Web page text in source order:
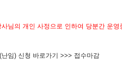
님의 개인 사정으로 인하여 당분간 운
난임) 신청 바로가기 >>> 접수마감